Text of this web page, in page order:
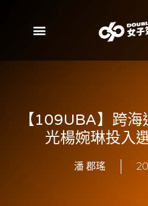
【109UBA】跨
光楊婉琳投入
潘 郡瑤